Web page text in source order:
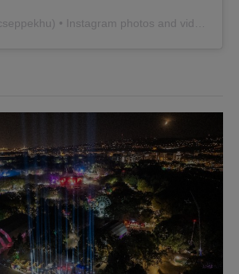
) • Instagram photos and videos